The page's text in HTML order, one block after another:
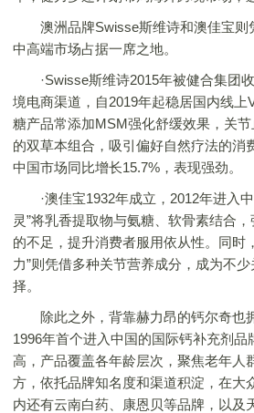
澳洲品牌Swisse斯维诗和澳佳宝则
中高端市场占据一席之地。
·Swisse斯维诗2015年被健合集团
境电商渠道，自2019年起稳居国内线
糖产品常添加MSM强化舒缓效果，关
的双草本组合，吸引偏好自然疗法的消
中国市场同比增长15.7%，表现强劲。
·澳佳宝1932年成立，2012年进入中
灵”将乳香提取物与氨糖、软骨素结合
的不足，提升消费者服用依从性。同时
力”则凭借多种关节营养成分，成为不
择。
除此之外，背靠赫力昂的钙尔奇也
1996年首个进入中国的国际钙补充剂品
高，产品覆盖各年龄层次，聚焦老年人
方，依托品牌知名度和渠道积淀，在大
内还有云南白药、康恩贝等品牌，以及